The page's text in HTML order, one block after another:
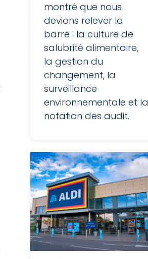
montré que nous
devions relever la
barre : la culture de
salubrité alimentaire,
la gestion du
changement, la
surveillance
environnementale et la
notation des audit.